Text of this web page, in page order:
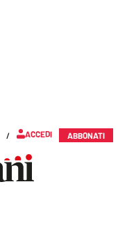
/ ACCEDI ABBONATI